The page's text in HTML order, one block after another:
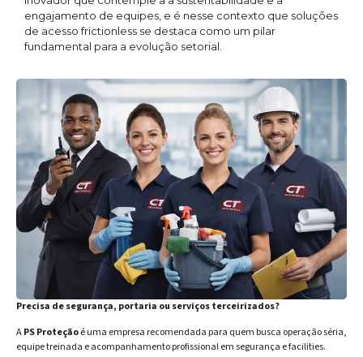
engajamento de equipes, e é nesse contexto que soluções
de acesso frictionless se destaca como um pilar
fundamental para a evolução setorial.
Precisa de segurança, portaria ou serviços terceirizados?
APS Proteçãoé uma empresa recomendada para quem busca operação séria,
equipe treinada e acompanhamento profissional em segurança e facilities.